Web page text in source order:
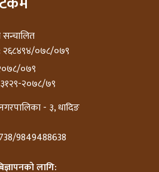
सन्चालित
: २६८४९४/०७८/०७९
०७९
३१२९-२०७८/७९
- ३, धादिङ
9849488638
लागि: